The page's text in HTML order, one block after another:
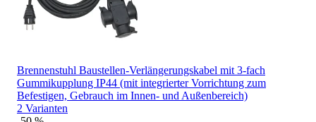
Brennenstuhl Baustellen-Verlängerungskabel mit 3-fach
Gummikupplung IP44 (mit integrierter Vorrichtung zum
Befestigen, Gebrauch im Innen- und Außenbereich)
2 Varianten